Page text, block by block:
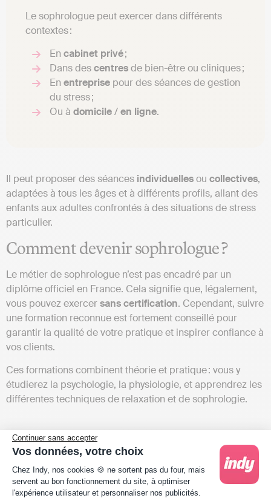
Continuer sans accepter
Vos données, votre choix
Plateforme de Gestion du Consentement :
Chez Indy, nos cookies 🍪 ne sortent pas du four, mais
servent au bon fonctionnement du site, à optimiser
l'expérience utilisateur et personnaliser nos publicités.
Le sophrologue peut exercer dans différents
contextes :
En cabinet privé;
Dans descentresde bien-être ou cliniques ;
En entreprise pour des séances de gestion
du stress ;
Ou à domicile/en ligne.
Il peut proposer des séances individuellesou collectives,
adaptées à tous les âges et à différents profils, allant des
enfants aux adultes confrontés à des situations de stress
particulier.
Comment devenir sophrologue ?
Le métier de sophrologue n’est pas encadré par un
diplôme officiel en France. Cela signifie que, légalement,
vous pouvez exercersanscertification. Cependant, suivre
une formation reconnue est fortement conseillé pour
garantir la qualité de votre pratique et inspirer confiance à
vos clients.
Ces formations combinent théorie et pratique : vous y
étudierez la psychologie, la physiologie, et apprendrez les
différentes techniques de relaxation et de sophrologie.